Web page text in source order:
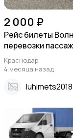
2 000 ₽
Рейс билеты
перевозки
Краснодар
4 месяца назад